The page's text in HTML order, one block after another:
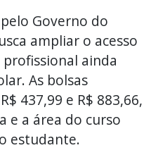
Governo do
ampliar o acesso
ainda
As bolsas
437,99 e R$ 883,66,
e a área do curso
estudante.